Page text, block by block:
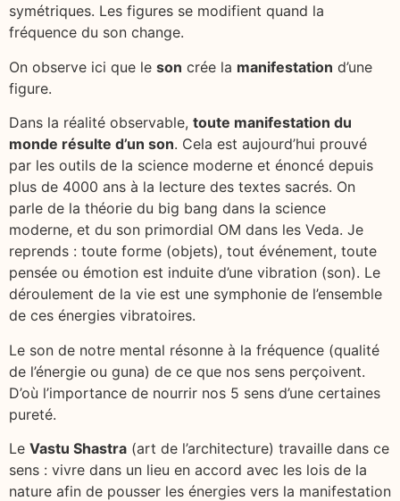
symétriques. Les figures se modifient quand la
fréquence du son change.
On observe ici que le son crée la manifestation d’une
figure.
Dans la réalité observable, toute manifestation du
monde résulte d’un son. Cela est aujourd’hui prouvé
par les outils de la science moderne et énoncé depuis
plus de 4000 ans à la lecture des textes sacrés. On
parle de la théorie du big bang dans la science
moderne, et du son primordial OM dans les Veda. Je
reprends : toute forme (objets), tout événement, toute
pensée ou émotion est induite d’une vibration (son). Le
déroulement de la vie est une symphonie de l’ensemble
de ces énergies vibratoires.
Le son de notre mental résonne à la fréquence (qualité
de l’énergie ou guna) de ce que nos sens perçoivent.
D’où l’importance de nourrir nos 5 sens d’une certaines
pureté.
Le Vastu Shastra (art de l’architecture) travaille dans ce
sens : vivre dans un lieu en accord avec les lois de la
nature afin de pousser les énergies vers la manifestation